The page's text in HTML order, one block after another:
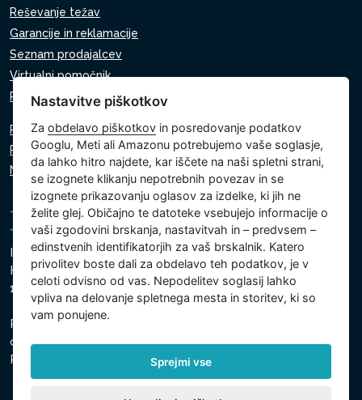
Reševanje težav
Garancije in reklamacije
Seznam prodajalcev
Virtualni pomočnik
Pišite nam
Politika zasebnosti
Politika piškotkov
Nastavitve piškotkov
Intex Trading, s.r.o.
Hradecká 2526/3
130 00 Praga 3 - Češka
Podjetje je registrirano pri Mestnem sodišču v Pragi,
oddelek C, vložek 74759
Registrska št. 26150808, ID za DDV: CZ26150808
Nastavitve piškotkov
Zaobdelavo piškotkov in posredovanje podatkov
Googlu, Meti ali Amazonu potrebujemo vaše soglasje,
da lahko hitro najdete, kar iščete na naši spletni strani,
se izognete klikanju nepotrebnih povezav in se
izognete prikazovanju oglasov za izdelke, ki jih ne
želite glej. Običajno te datoteke vsebujejo informacije o
vaši zgodovini brskanja, nastavitvah in – predvsem –
edinstvenih identifikatorjih za vaš brskalnik. Katero
privolitev boste dali za obdelavo teh podatkov, je v
celoti odvisno od vas. Nepodelitev soglasij lahko
vpliva na delovanje spletnega mesta in storitev, ki so
vam ponujene.
Sprejmi vse